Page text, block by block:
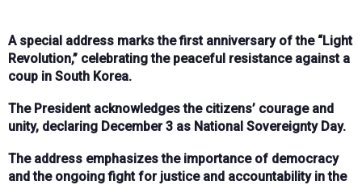
A special address marks the first anniversary of the “Light
Revolution,” celebrating the peaceful resistance against a
coup in South Korea.
The President acknowledges the citizens’ courage and
unity, declaring December 3 as National Sovereignty Day.
The address emphasizes the importance of democracy
and the ongoing fight for justice and accountability in the